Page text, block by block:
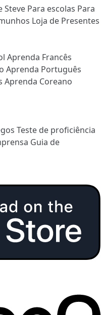
Steve Para escolas Para
Loja de Presentes
Aprenda Francês
Aprenda Português
Aprenda Coreano
Teste de proficiência
Guia de